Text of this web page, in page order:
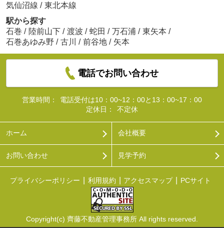
気仙沼線 / 東北本線
駅から探す
石巻 / 陸前山下 / 渡波 / 蛇田 / 万石浦 / 東矢本 /
石巻あゆみ野 / 古川 / 前谷地 / 矢本
電話でお問い合わせ
営業時間：
電話受付は10：00~12：00と13：00~17：00
定休日：
不定休
ホーム 会社概要
お問い合わせ 見学予約
プライバシーポリシー 利用規約 アクセスマップ PCサイト
Copyright(c) 齊藤不動産管理事務所 All rights reserved.